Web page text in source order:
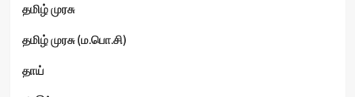
தமிழ் முரசு
தமிழ் முரசு (ம.பொ.சி)
தாய்